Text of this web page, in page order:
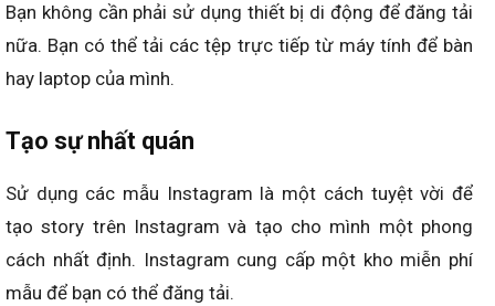
Bạn không cần phải sử dụng thiết bị di động để đăng tải
nữa. Bạn có thể tải các tệp trực tiếp từ máy tính để bàn
hay laptop của mình.
Tạo sự nhất quán
Sử dụng các mẫu Instagram là một cách tuyệt vời để
tạo story trên Instagram và tạo cho mình một phong
cách nhất định. Instagram cung cấp một kho miễn phí
mẫu để bạn có thể đăng tải.